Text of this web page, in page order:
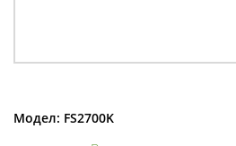
Модел: FS2700K